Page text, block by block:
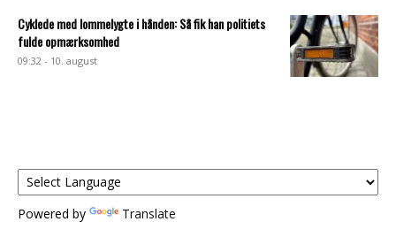
Cyklede med lommelygte i hånden: Så fik han politiets
fulde opmærksomhed
09:32 - 10. august
Powered by Translate